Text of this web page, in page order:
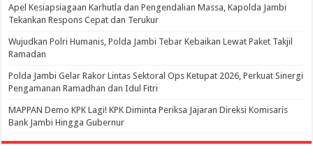
Apel Kesiapsiagaan Karhutla dan Pengendalian Massa, Kapolda Jambi
Tekankan Respons Cepat dan Terukur
Wujudkan Polri Humanis, Polda Jambi Tebar Kebaikan Lewat Paket Takjil
Ramadan
Polda Jambi Gelar Rakor Lintas Sektoral Ops Ketupat 2026, Perkuat Sinergi
Pengamanan Ramadhan dan Idul Fitri
‎MAPPAN Demo KPK Lagi! KPK Diminta Periksa Jajaran Direksi Komisaris
Bank Jambi Hingga Gubernur ‎